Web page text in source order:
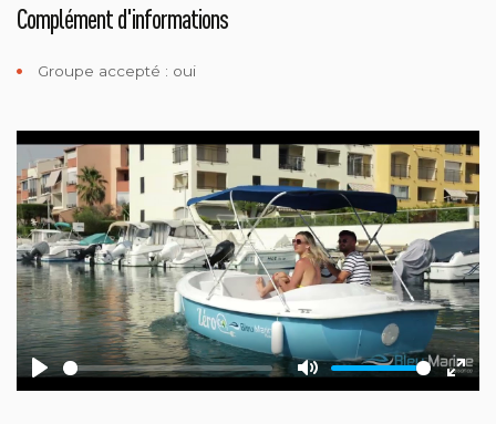
Complément d'informations
Groupe accepté : oui
Play Mute
Enter